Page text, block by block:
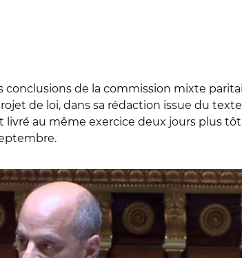
conclusions de la commission mixte
de loi, dans sa rédaction issue du
au même exercice deux jours plus